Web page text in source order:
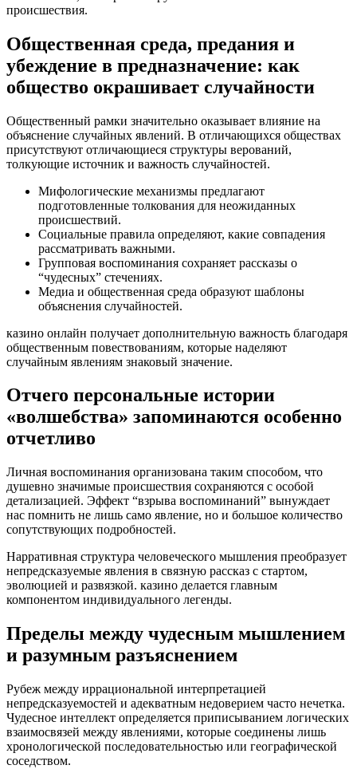
происшествия.
Общественная среда, предания и
убеждение в предназначение: как
общество окрашивает случайности
Общественный рамки значительно оказывает влияние на
объяснение случайных явлений. В отличающихся обществах
присутствуют отличающиеся структуры верований,
толкующие источник и важность случайностей.
Мифологические механизмы предлагают
подготовленные толкования для неожиданных
происшествий.
Социальные правила определяют, какие совпадения
рассматривать важными.
Групповая воспоминания сохраняет рассказы о
“чудесных” стечениях.
Медиа и общественная среда образуют шаблоны
объяснения случайностей.
казино онлайн получает дополнительную важность благодаря
общественным повествованиям, которые наделяют
случайным явлениям знаковый значение.
Отчего персональные истории
«волшебства» запоминаются особенно
отчетливо
Личная воспоминания организована таким способом, что
душевно значимые происшествия сохраняются с особой
детализацией. Эффект “взрыва воспоминаний” вынуждает
нас помнить не лишь само явление, но и большое количество
сопутствующих подробностей.
Нарративная структура человеческого мышления преобразует
непредсказуемые явления в связную рассказ с стартом,
эволюцией и развязкой. казино делается главным
компонентом индивидуального легенды.
Пределы между чудесным мышлением
и разумным разъяснением
Рубеж между иррациональной интерпретацией
непредсказуемостей и адекватным недоверием часто нечетка.
Чудесное интеллект определяется приписыванием логических
взаимосвязей между явлениями, которые соединены лишь
хронологической последовательностью или географической
соседством.